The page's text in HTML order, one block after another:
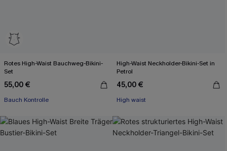
Rotes High-Waist Bauchweg-Bikini-
Set
55,00 €
Bauch Kontrolle
High-Waist Neckholder-Bikini-Set in
Petrol
45,00 €
High waist